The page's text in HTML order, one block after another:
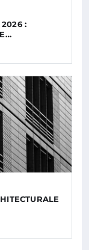
2026 :